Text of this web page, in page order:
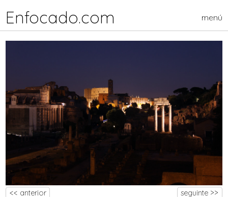
Enfocado.com menú
<< anterior seguinte >>